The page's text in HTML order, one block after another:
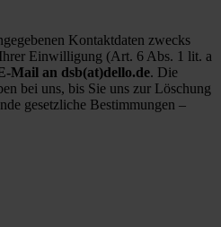
Kontaktdaten zwecks
Einwilligung (Art. 6 Abs. 1 lit. a
Mail an dsb(at)dello.de. Die
bei uns, bis Sie uns zur Löschung
gesetzliche Bestimmungen –